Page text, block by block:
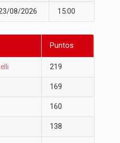
08/2026 15:00
Puntos
219
169
160
138